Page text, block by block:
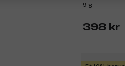
9 g
398 kr